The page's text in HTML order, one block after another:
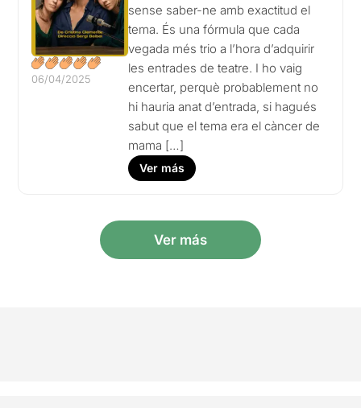
06/04/2025
sense saber-ne amb exactitud el
tema. És una fórmula que cada
vegada més trio a l’hora d’adquirir
les entrades de teatre. I ho vaig
encertar, perquè probablement no
hi hauria anat d’entrada, si hagués
sabut que el tema era el càncer de
mama […]
Ver más
Ver más